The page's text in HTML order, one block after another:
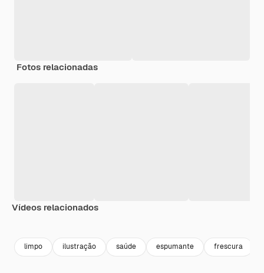
Fotos relacionadas
Vídeos relacionados
limpo ilustração saúde espumante frescura